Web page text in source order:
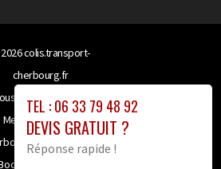
TEL : 06 33 79 48 92
DEVIS GRATUIT ?
Réponse rapide !
colis.transport-
cherbourg.fr
droits réservés
Mentions légales
bénéficie de la technologie
site proxy